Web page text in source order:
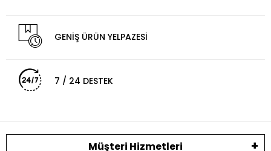
GENİŞ ÜRÜN YELPAZESİ
7 / 24 DESTEK
Müşteri Hizmetleri